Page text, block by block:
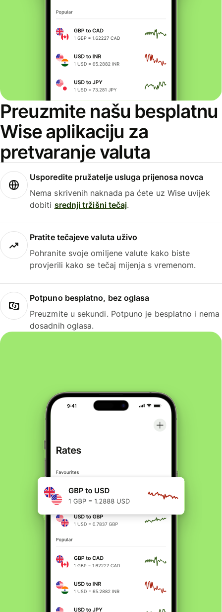
Preuzmite našu besplatnu
Wise aplikaciju za
pretvaranje valuta
Usporedite pružatelje usluga prijenosa novca
Nema skrivenih naknada pa ćete uz Wise uvijek
dobiti srednji tržišni tečaj.
Pratite tečajeve valuta uživo
Pohranite svoje omiljene valute kako biste
provjerili kako se tečaj mijenja s vremenom.
Potpuno besplatno, bez oglasa
Preuzmite u sekundi. Potpuno je besplatno i nema
dosadnih oglasa.